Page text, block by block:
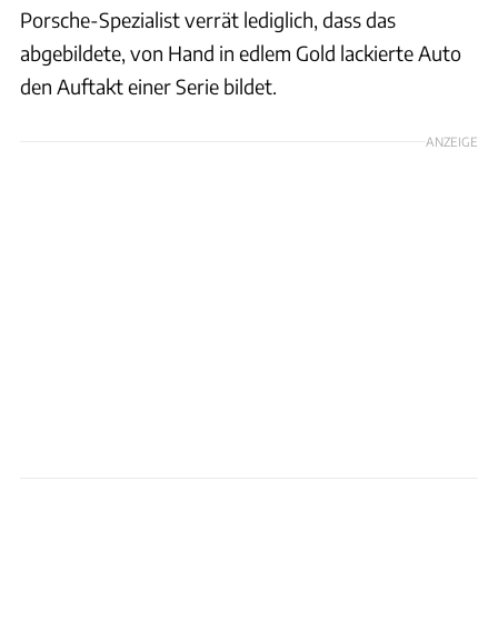
Porsche-Spezialist verrät lediglich, dass das
abgebildete, von Hand in edlem Gold lackierte Auto
den Auftakt einer Serie bildet.
ANZEIGE